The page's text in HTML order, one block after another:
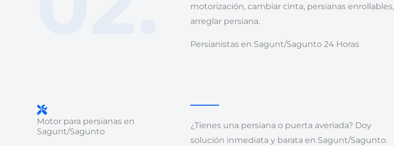
motorización, cambiar cinta, persianas enrollables,
arreglar persiana.
Persianistas en Sagunt/Sagunto 24 Horas
Motor para persianas en
Sagunt/Sagunto
¿Tienes una persiana o puerta averiada? Doy
solución inmediata y barata en Sagunt/Sagunto.